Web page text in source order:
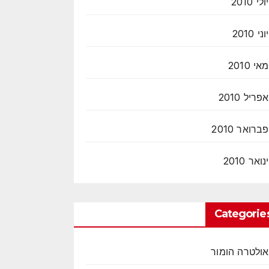
יוני 2010
מאי 2010
אפריל 2010
פברואר 2010
ינואר 2010
אולטרה הומור